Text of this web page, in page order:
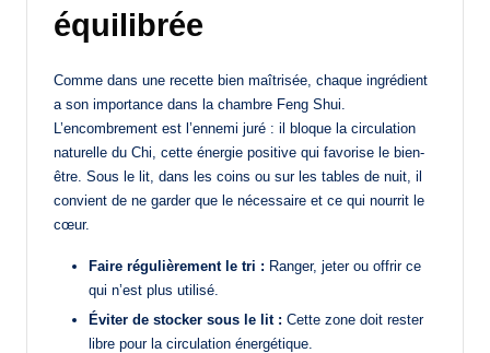
équilibrée
Comme dans une recette bien maîtrisée, chaque ingrédient
a son importance dans la chambre Feng Shui.
L’encombrement est l’ennemi juré : il bloque la circulation
naturelle du Chi, cette énergie positive qui favorise le bien-
être. Sous le lit, dans les coins ou sur les tables de nuit, il
convient de ne garder que le nécessaire et ce qui nourrit le
cœur.
Faire régulièrement le tri : Ranger, jeter ou offrir ce
qui n’est plus utilisé.
Éviter de stocker sous le lit : Cette zone doit rester
libre pour la circulation énergétique.